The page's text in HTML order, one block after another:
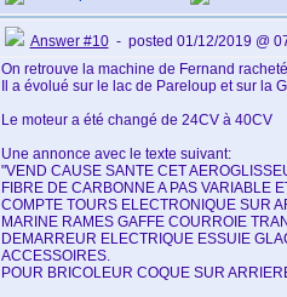
Answer #10- posted 01/12/2019 @
On retrouve la machine de Fernand
Il a évolué sur le lac de Pareloup et sur la
Le moteur a été changé de 24CV à 40CV
Une annonce avec le texte suivant:
"VEND CAUSE SANTE CET
FIBRE DE CARBONNE A PAS VARIABLE
COMPTE TOURS ELECTRONIQUE SUR
MARINE RAMES GAFFE COURROIE
DEMARREUR ELECTRIQUE ESSUIE
ACCESSOIRES.
POUR BRICOLEUR COQUE SUR